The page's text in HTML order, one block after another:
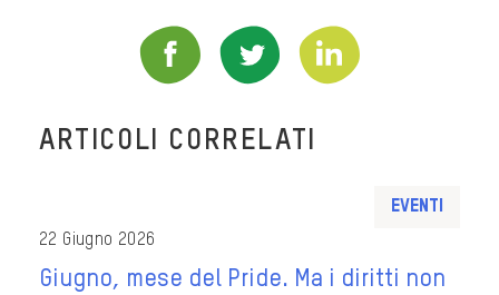
ARTICOLI CORRELATI
Eventi
22 Giugno 2026
Giugno, mese del Pride. Ma i diritti non